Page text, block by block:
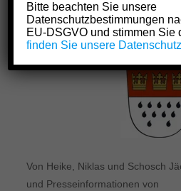
Von Heike, Niklas und Schosch
und Presseinformationen von
Bitte beachten Sie unsere
Datenschutzbestimmungen
EU-DSGVO und stimmen Sie
finden Sie unsere